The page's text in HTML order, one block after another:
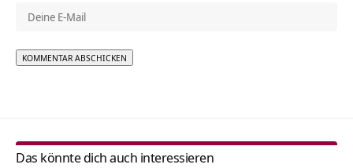
Das könnte dich auch interessieren